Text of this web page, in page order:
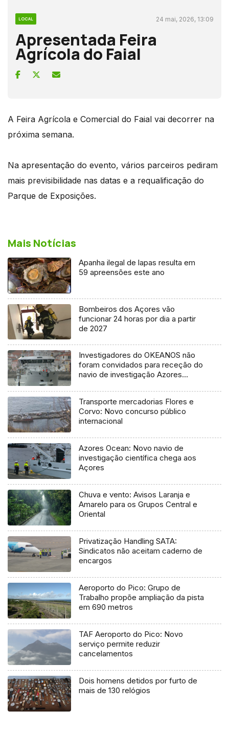
LOCAL 24 mai, 2026, 13:09
Apresentada Feira
Agrícola do Faial
A Feira Agrícola e Comercial do Faial vai decorrer na
próxima semana.
Na apresentação do evento, vários parceiros pediram
mais previsibilidade nas datas e a requalificação do
Parque de Exposições.
Mais Notícias
Apanha ilegal de lapas resulta em
59 apreensões este ano
Bombeiros dos Açores vão
funcionar 24 horas por dia a partir
de 2027
Investigadores do OKEANOS não
foram convidados para receção do
navio de investigação Azores
Transporte mercadorias Flores e
Corvo: Novo concurso público
internacional
Azores Ocean: Novo navio de
investigação científica chega aos
Açores
Chuva e vento: Avisos Laranja e
Amarelo para os Grupos Central e
Oriental
Privatização Handling SATA:
Sindicatos não aceitam caderno de
encargos
Aeroporto do Pico: Grupo de
Trabalho propõe ampliação da pista
em 690 metros
TAF Aeroporto do Pico: Novo
serviço permite reduzir
cancelamentos
Dois homens detidos por furto de
mais de 130 relógios